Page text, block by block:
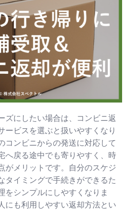
ズにしたい場合は、コンビニ返
ービスを選ぶと扱いやすくなり
コンビニからの発送に対応して
へ戻る途中でも寄りやすく、時
がメリットです。自分のスケジ
タイミングで手続きができるた
をシンプルにしやすくなりま
にも利用しやすい返却方法とい